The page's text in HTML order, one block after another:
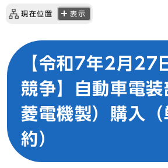
現在位置 表示
【令和7年2月27
競争】自動車電装
菱電機製）購入（
約）